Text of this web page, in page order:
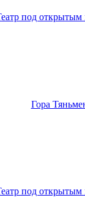
под
Гора
под